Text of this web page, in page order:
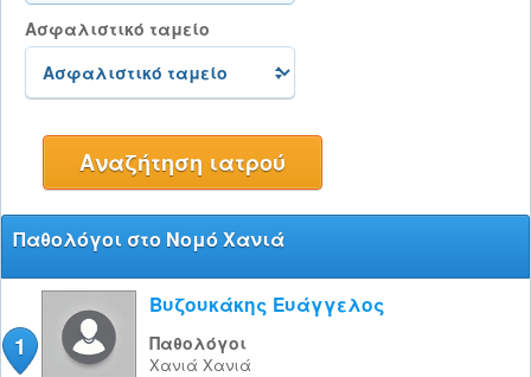
Ασφαλιστικό ταμείο
Παθολόγοι στο Νομό Χανιά
1
Βυζουκάκης Ευάγγελος
Παθολόγοι
Χανιά Χανιά